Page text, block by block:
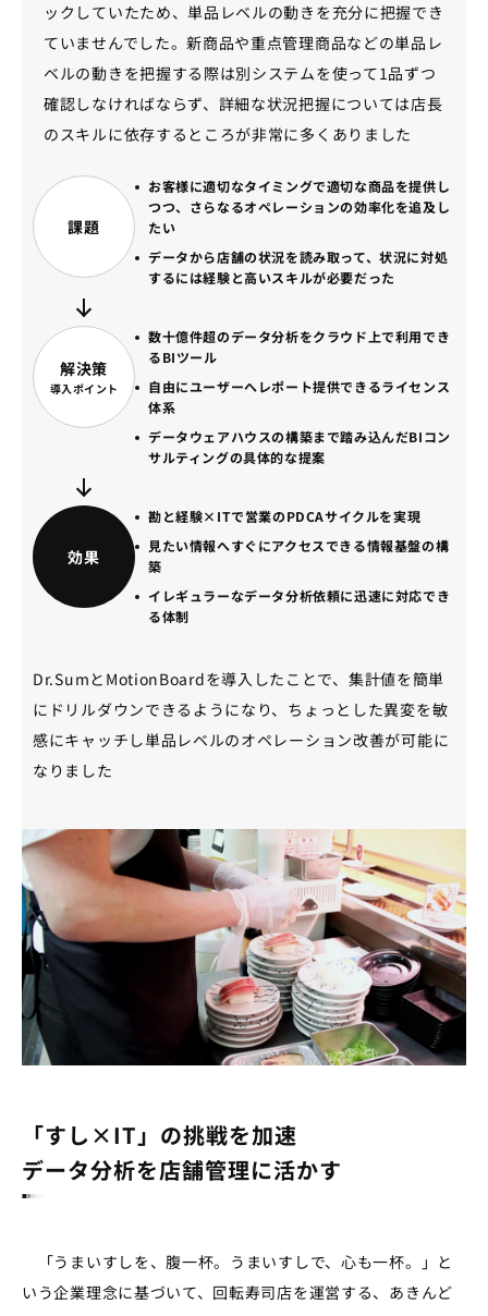
ックしていたため、単品レベルの動きを充分に把握でき
ていませんでした。新商品や重点管理商品などの単品レ
ベルの動きを把握する際は別システムを使って1品ずつ
確認しなければならず、詳細な状況把握については店長
のスキルに依存するところが非常に多くありました
課題
お客様に適切なタイミングで適切な商品を提供し
つつ、さらなるオペレーションの効率化を追及し
たい
データから店舗の状況を読み取って、状況に対処
するには経験と高いスキルが必要だった
解決策
導入ポイント
数十億件超のデータ分析をクラウド上で利用でき
るBIツール
自由にユーザーへレポート提供できるライセンス
体系
データウェアハウスの構築まで踏み込んだBIコン
サルティングの具体的な提案
効果
勘と経験×ITで営業のPDCAサイクルを実現
見たい情報へすぐにアクセスできる情報基盤の構
築
イレギュラーなデータ分析依頼に迅速に対応でき
る体制
Dr.SumとMotionBoardを導入したことで、集計値を簡単
にドリルダウンできるようになり、ちょっとした異変を敏
感にキャッチし単品レベルのオペレーション改善が可能に
なりました
「すし×IT」の挑戦を加速
データ分析を店舗管理に活かす
「うまいすしを、腹一杯。うまいすしで、心も一杯。」と
いう企業理念に基づいて、回転寿司店を運営する、あきんど